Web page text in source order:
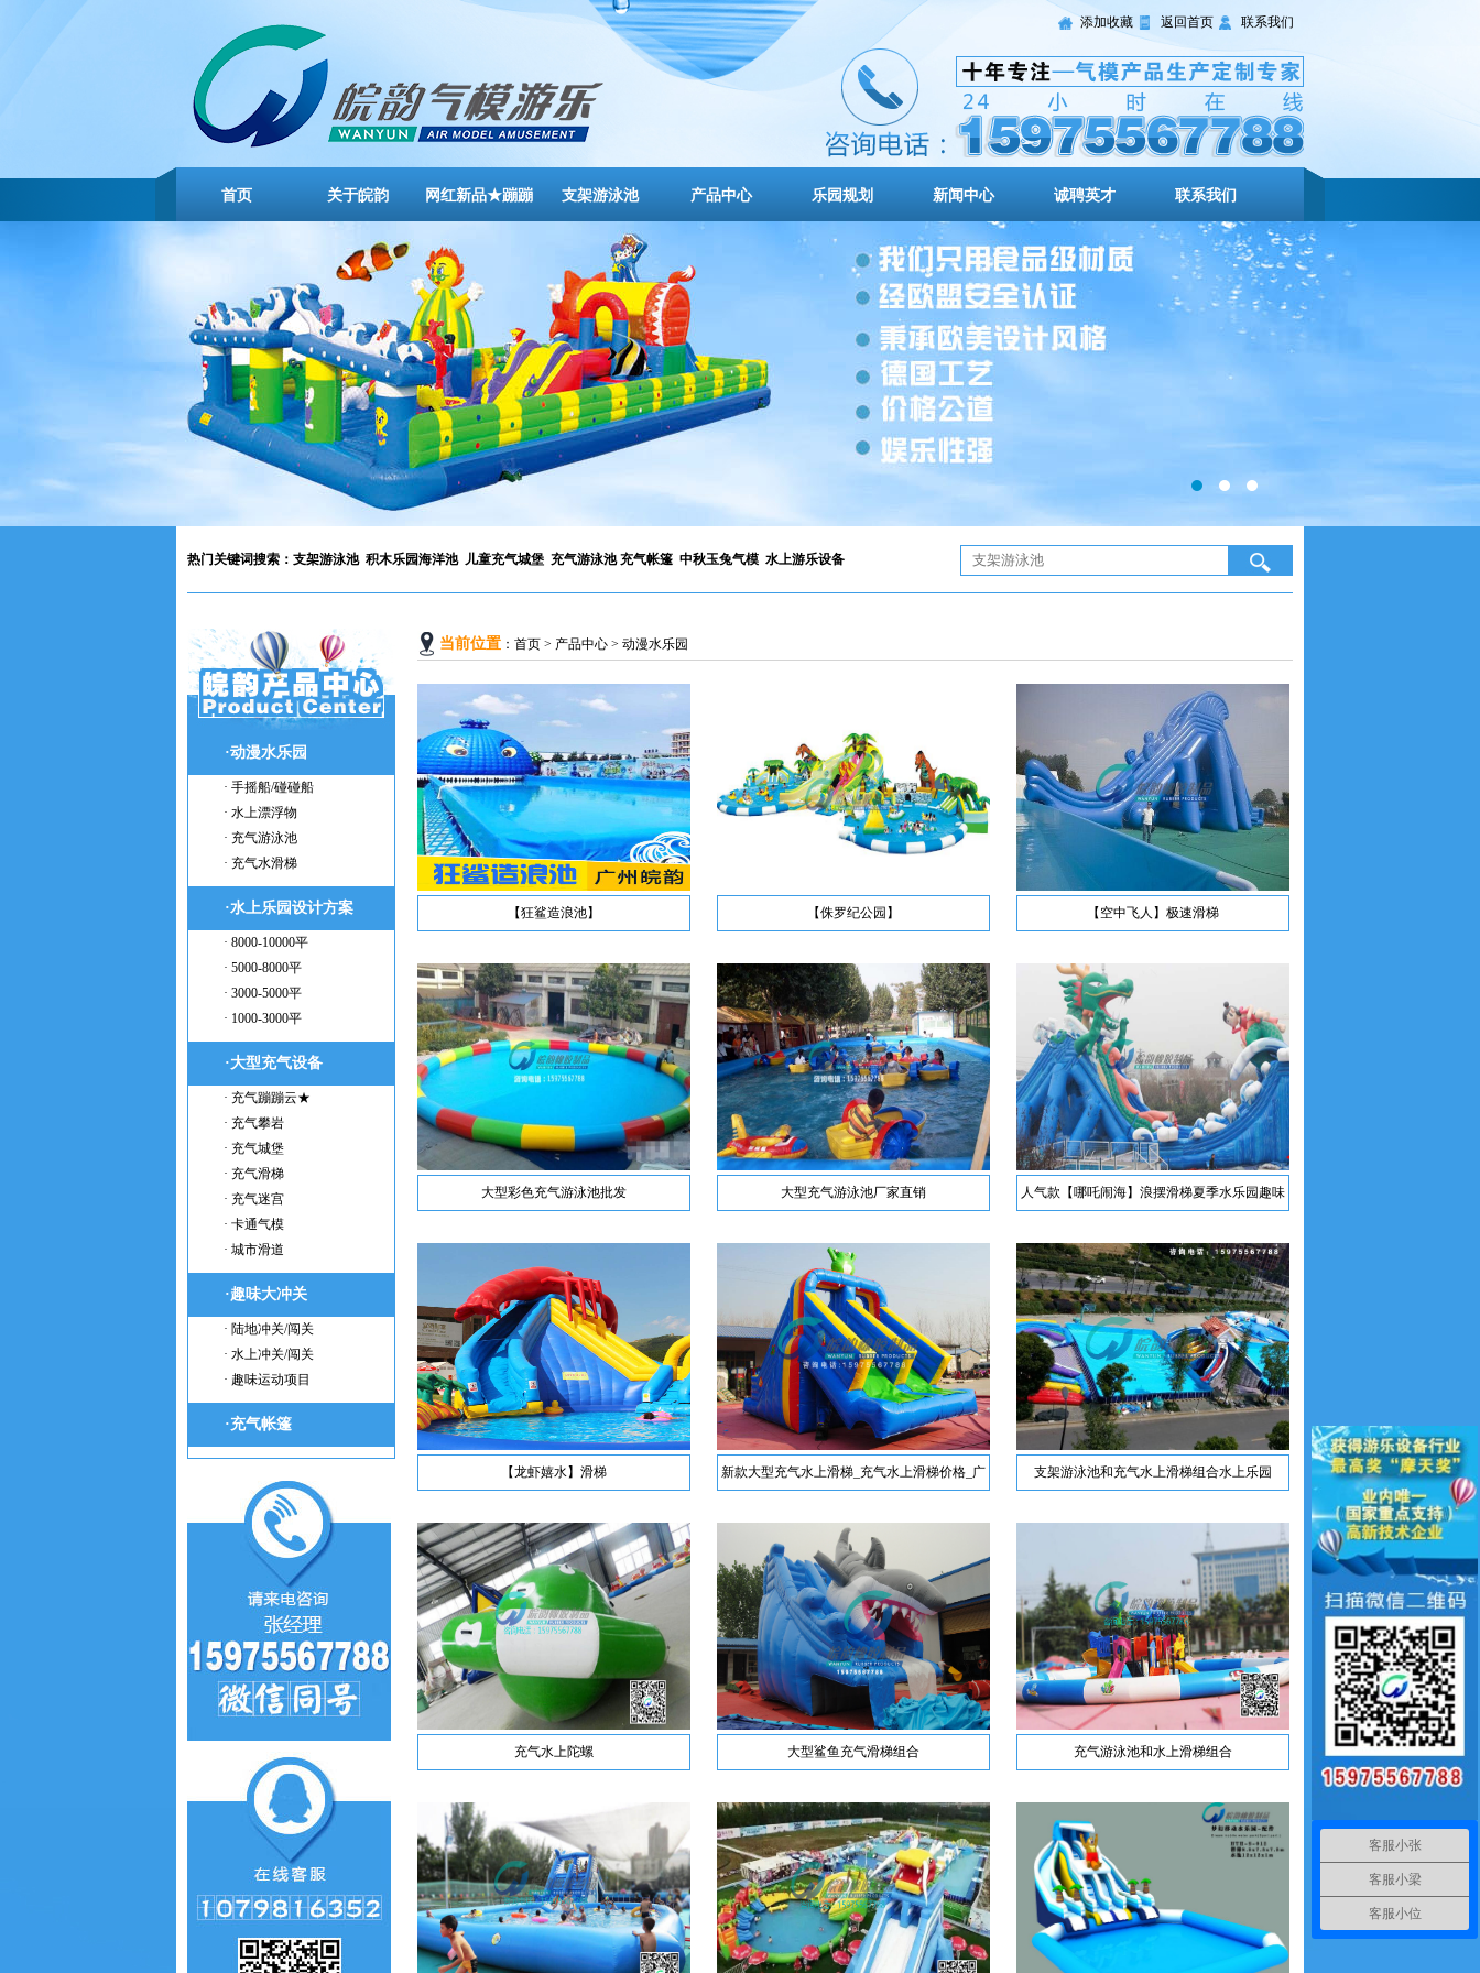
添加收藏 返回首页 联系我们
首页 关于皖韵 网红新品★蹦蹦 支架游泳池 产品中心 乐园规划 新闻中心 诚聘英才 联系我们
热门关键词搜索： 支架游泳池 积木乐园海洋池 儿童充气城堡 充气游泳池充气帐篷 中秋玉兔气模 水上游乐设备
·动漫水乐园
· 手摇船/碰碰船
· 水上漂浮物
· 充气游泳池
· 充气水滑梯
·水上乐园设计方案
· 8000-10000平
· 5000-8000平
· 3000-5000平
· 1000-3000平
·大型充气设备
· 充气蹦蹦云★
· 充气攀岩
· 充气城堡
· 充气滑梯
· 充气迷宫
· 卡通气模
· 城市滑道
·趣味大冲关
· 陆地冲关/闯关
· 水上冲关/闯关
· 趣味运动项目
·充气帐篷
当前位置 ： 首页 > 产品中心 > 动漫水乐园
【狂鲨造浪池】 【侏罗纪公园】 【空中飞人】极速滑梯
大型彩色充气游泳池批发 大型充气游泳池厂家直销 人气款【哪吒闹海】浪摆滑梯夏季水乐园趣味
【龙虾嬉水】滑梯 新款大型充气水上滑梯_充气水上滑梯价格_广 支架游泳池和充气水上滑梯组合水上乐园
充气水上陀螺 大型鲨鱼充气滑梯组合 充气游泳池和水上滑梯组合
客服小张
客服小梁
客服小位